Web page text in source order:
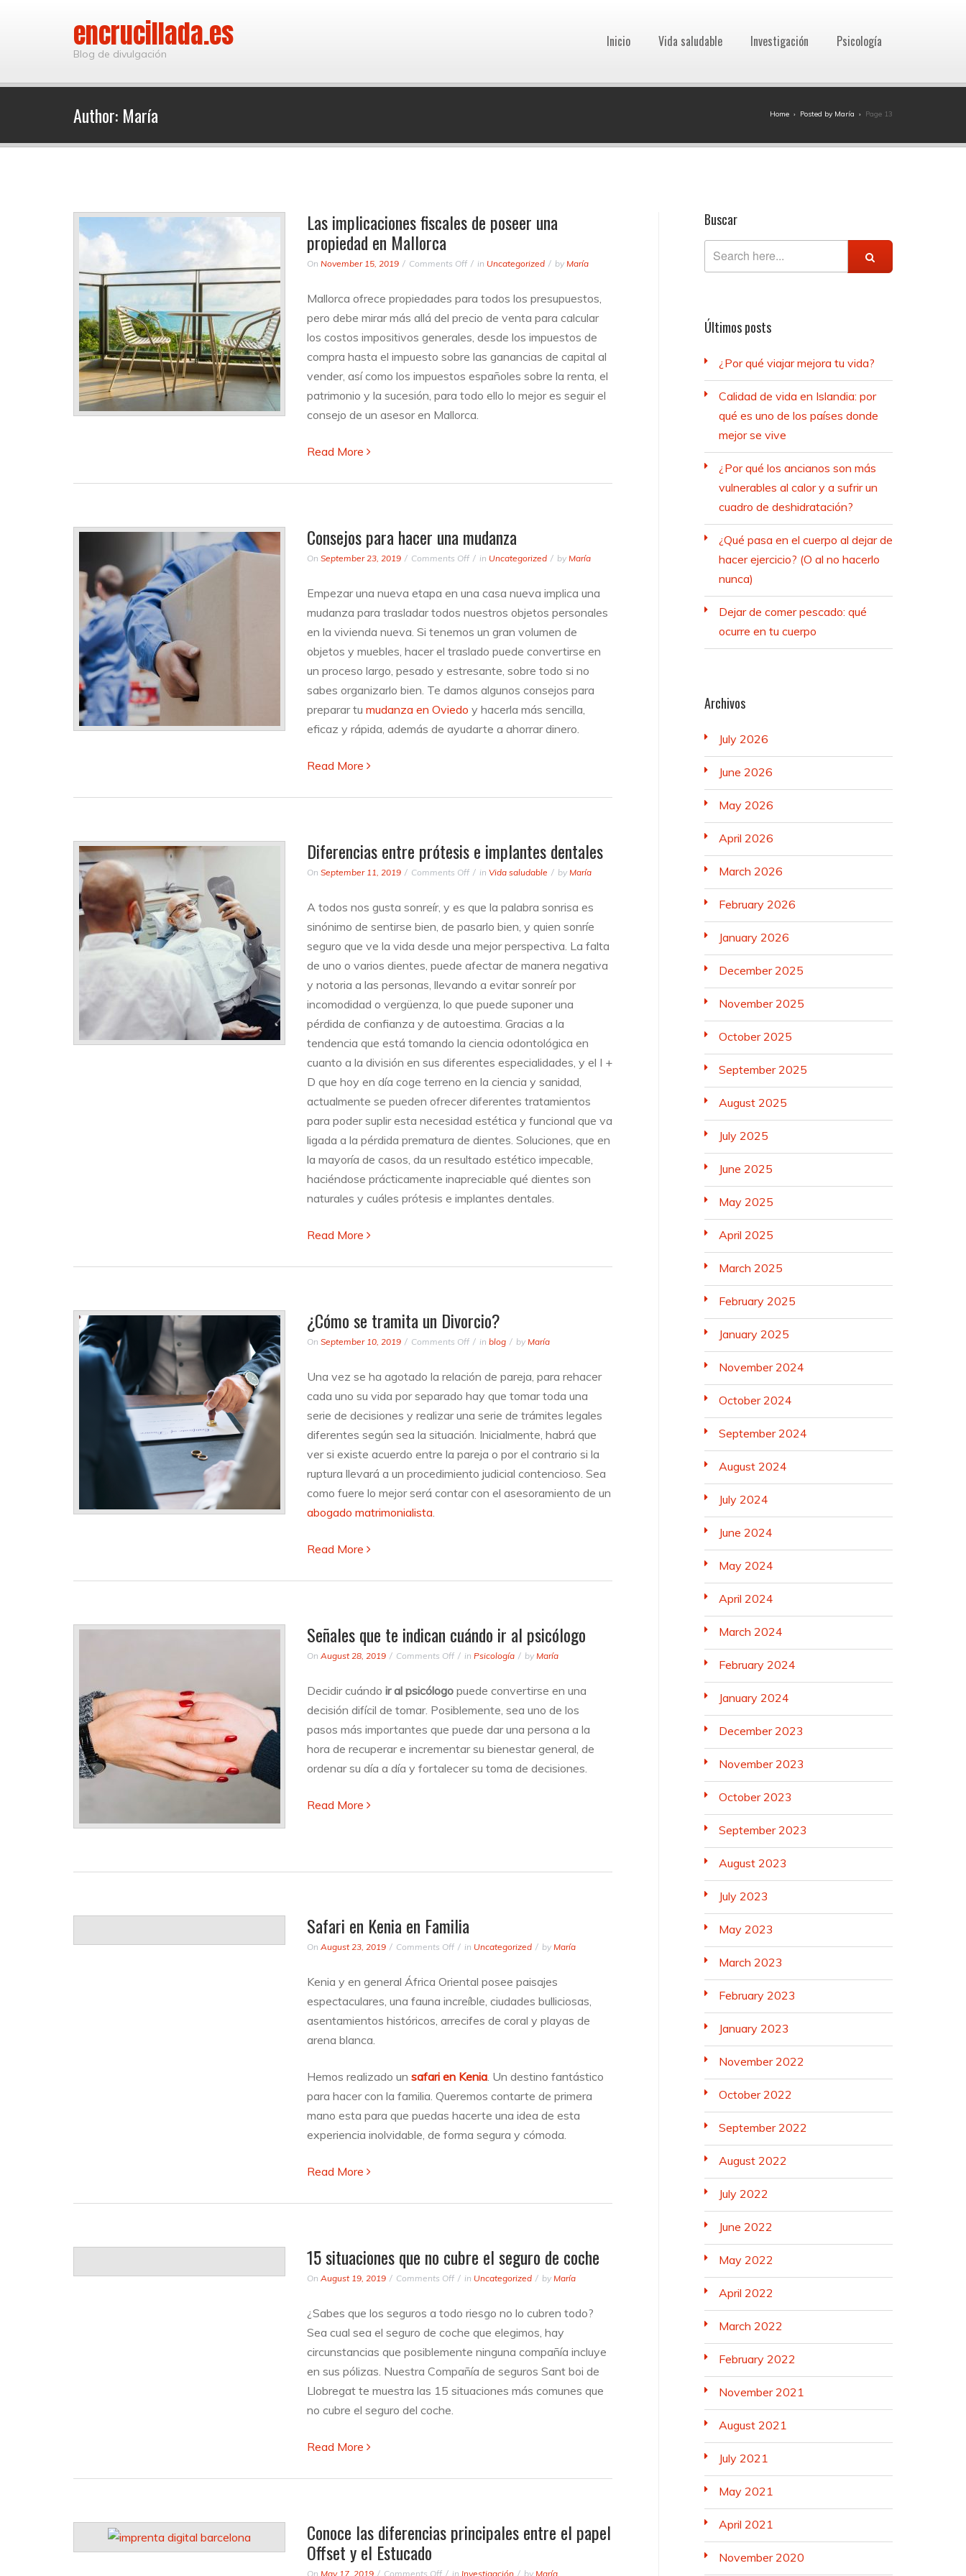
encrucillada.es
Blog de divulgación
Inicio Vida saludable Investigación Psicología
Author: María Home › Posted by María › Page 13
Las implicaciones fiscales de poseer una
propiedad en Mallorca
On November 15, 2019 Comments Offon
fiscales
de
poseer
propiedad
en
Mallorca
in Uncategorized by María
Mallorca ofrece propiedades para todos los presupuestos,
pero debe mirar más allá del precio de venta para calcular
los costos impositivos generales, desde los impuestos de
compra hasta el impuesto sobre las ganancias de capital al
vender, así como los impuestos españoles sobre la renta, el
patrimonio y la sucesión, para todo ello lo mejor es seguir el
consejo de un asesor en Mallorca.
Read More
Consejos para hacer una mudanza
On September 23, 2019 Comments Offon
hacer
una
mudanza
in Uncategorized by María
Empezar una nueva etapa en una casa nueva implica una
mudanza para trasladar todos nuestros objetos personales
en la vivienda nueva. Si tenemos un gran volumen de
objetos y muebles, hacer el traslado puede convertirse en
un proceso largo, pesado y estresante, sobre todo si no
sabes organizarlo bien. Te damos algunos consejos para
preparar tu mudanza en Oviedo y hacerla más sencilla,
eficaz y rápida, además de ayudarte a ahorrar dinero.
Read More
Diferencias entre prótesis e implantes dentales
On September 11, 2019 Comments Offon
prótesis
e
implantes
in Vida saludable by María
A todos nos gusta sonreír, y es que la palabra sonrisa es
sinónimo de sentirse bien, de pasarlo bien, y quien sonríe
seguro que ve la vida desde una mejor perspectiva. La falta
de uno o varios dientes, puede afectar de manera negativa
y notoria a las personas, llevando a evitar sonreír por
incomodidad o vergüenza, lo que puede suponer una
pérdida de confianza y de autoestima. Gracias a la
tendencia que está tomando la ciencia odontológica en
cuanto a la división en sus diferentes especialidades, y el I +
D que hoy en día coge terreno en la ciencia y sanidad,
actualmente se pueden ofrecer diferentes tratamientos
para poder suplir esta necesidad estética y funcional que va
ligada a la pérdida prematura de dientes. Soluciones, que en
la mayoría de casos, da un resultado estético impecable,
haciéndose prácticamente inapreciable qué dientes son
naturales y cuáles prótesis e implantes dentales.
Read More
¿Cómo se tramita un Divorcio?
On September 10, 2019 Comments Offon
se
tramita
un
Divorcio?
in blog by María
Una vez se ha agotado la relación de pareja, para rehacer
cada uno su vida por separado hay que tomar toda una
serie de decisiones y realizar una serie de trámites legales
diferentes según sea la situación. Inicialmente, habrá que
ver si existe acuerdo entre la pareja o por el contrario si la
ruptura llevará a un procedimiento judicial contencioso. Sea
como fuere lo mejor será contar con el asesoramiento de un
abogado matrimonialista.
Read More
Señales que te indican cuándo ir al psicólogo
On August 28, 2019 Comments Offon
te
indican
cuándo
al
psicólogo
in Psicología by María
Decidir cuándo ir al psicólogo puede convertirse en una
decisión difícil de tomar. Posiblemente, sea uno de los
pasos más importantes que puede dar una persona a la
hora de recuperar e incrementar su bienestar general, de
ordenar su día a día y fortalecer su toma de decisiones.
Read More
Safari en Kenia en Familia
On August 23, 2019 Comments Offon
Kenia
en
Familia
in Uncategorized by María
Kenia y en general África Oriental posee paisajes
espectaculares, una fauna increíble, ciudades bulliciosas,
asentamientos históricos, arrecifes de coral y playas de
arena blanca.
Hemos realizado un safari en Kenia. Un destino fantástico
para hacer con la familia. Queremos contarte de primera
mano esta para que puedas hacerte una idea de esta
experiencia inolvidable, de forma segura y cómoda.
Read More
15 situaciones que no cubre el seguro de coche
On August 19, 2019 Comments Offon
que
no
cubre
seguro
de
in Uncategorized by María
¿Sabes que los seguros a todo riesgo no lo cubren todo?
Sea cual sea el seguro de coche que elegimos, hay
circunstancias que posiblemente ninguna compañía incluye
en sus pólizas. Nuestra Compañía de seguros Sant boi de
Llobregat te muestra las 15 situaciones más comunes que
no cubre el seguro del coche.
Read More
Conoce las diferencias principales entre el papel
Offset y el Estucado
On May 17, 2019 Comments Offon in Investigación by María
Buscar
Últimos posts
¿Por qué viajar mejora tu vida?
Calidad de vida en Islandia: por
qué es uno de los países donde
mejor se vive
¿Por qué los ancianos son más
vulnerables al calor y a sufrir un
cuadro de deshidratación?
¿Qué pasa en el cuerpo al dejar de
hacer ejercicio? (O al no hacerlo
nunca)
Dejar de comer pescado: qué
ocurre en tu cuerpo
Archivos
July 2026
June 2026
May 2026
April 2026
March 2026
February 2026
January 2026
December 2025
November 2025
October 2025
September 2025
August 2025
July 2025
June 2025
May 2025
April 2025
March 2025
February 2025
January 2025
November 2024
October 2024
September 2024
August 2024
July 2024
June 2024
May 2024
April 2024
March 2024
February 2024
January 2024
December 2023
November 2023
October 2023
September 2023
August 2023
July 2023
May 2023
March 2023
February 2023
January 2023
November 2022
October 2022
September 2022
August 2022
July 2022
June 2022
May 2022
April 2022
March 2022
February 2022
November 2021
August 2021
July 2021
May 2021
April 2021
November 2020